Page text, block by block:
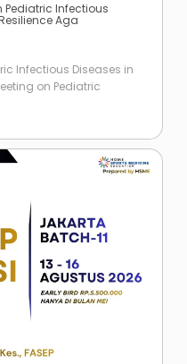
Infectious
Aga
Infectious Diseases in
on Pediatric